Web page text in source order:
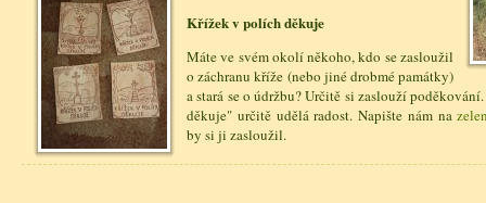
Křížek v polích děkuje
Máte ve svém okolí někoho, kdo se zasloužil
o záchranu kříže (nebo jiné drobmé památky)
a stará se o údržbu? Určitě si zaslouží
děkuje" určitě udělá radost. Napište nám na
by si ji zasloužil.